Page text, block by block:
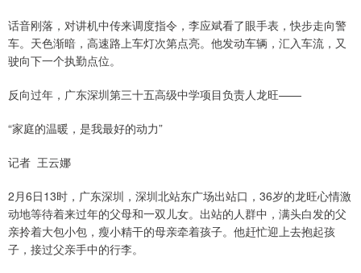
话音刚落，对讲机中传来调度指令，李应斌看了眼手表，快步走向警
车。天色渐暗，高速路上车灯次第点亮。他发动车辆，汇入车流，又
驶向下一个执勤点位。
反向过年，广东深圳第三十五高级中学项目负责人龙旺——
“家庭的温暖，是我最好的动力”
记者 王云娜
2月6日13时，广东深圳，深圳北站东广场出站口，36岁的龙旺心情激
动地等待着来过年的父母和一双儿女。出站的人群中，满头白发的父
亲拎着大包小包，瘦小精干的母亲牵着孩子。他赶忙迎上去抱起孩
子，接过父亲手中的行李。